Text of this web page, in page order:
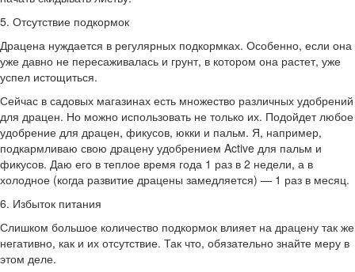
5. Отсутствие подкормок
Драцена нуждается в регулярных подкормках. Особенно, если она
уже давно не пересаживалась и грунт, в котором она растет, уже
успел истощиться.
Сейчас в садовых магазинах есть множество различных удобрений
для драцен. Но можно использовать не только их. Подойдет любое
удобрение для драцен, фикусов, юкки и пальм. Я, например,
подкармливаю свою драцену удобрением Active для пальм и
фикусов. Даю его в теплое время года 1 раз в 2 недели, а в
холодное (когда развитие драцены замедляется) — 1 раз в месяц.
6. Избыток питания
Слишком большое количество подкормок влияет на драцену так же
негативно, как и их отсутствие. Так что, обязательно знайте меру в
этом деле.